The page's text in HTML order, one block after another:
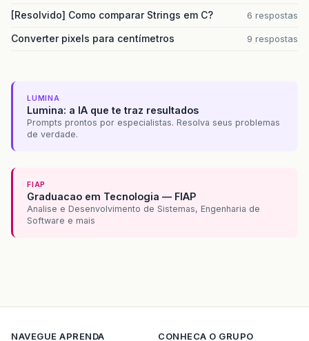
[Resolvido] Como comparar Strings em C? 6 respostas
Converter pixels para centímetros 9 respostas
LUMINA
Lumina: a IA que te traz resultados
Prompts prontos por especialistas. Resolva seus problemas
de verdade.
FIAP
Graduacao em Tecnologia — FIAP
Analise e Desenvolvimento de Sistemas, Engenharia de
Software e mais
NAVEGUE APRENDA CONHECA O GRUPO